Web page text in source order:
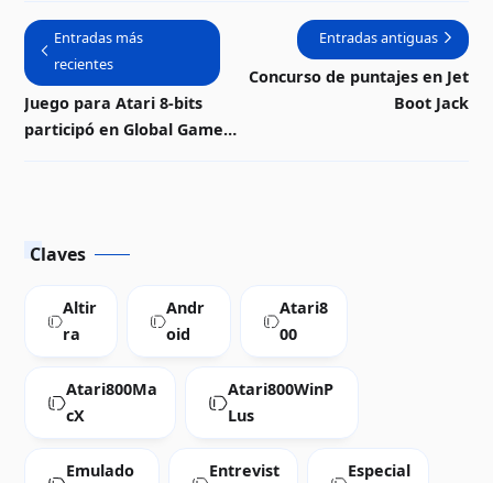
Entradas más
recientes
Juego para Atari 8-bits
participó en Global Game
Entradas antiguas
Concurso de puntajes en Jet
Boot Jack
Claves
Altir
ra
Andr
oid
Atari8
00
Atari800Ma
cX
Atari800WinP
Lus
Emulado
Entrevist
Especial